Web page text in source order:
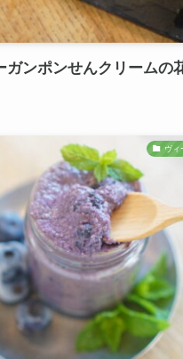
ガンポンせんクリームの
ヴィ